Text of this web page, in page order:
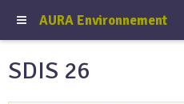
AURA Environnement
SDIS 26